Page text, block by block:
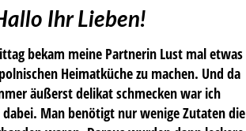
Ihr Lieben!
bekam meine Partnerin Lust mal etwas
Heimatküche zu machen. Und da
äußerst delikat schmecken war ich
Man benötigt nur wenige Zutaten die